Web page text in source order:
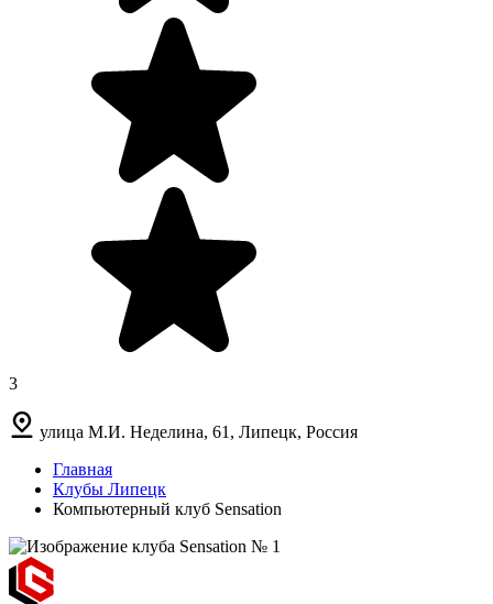
3
улица М.И. Неделина, 61, Липецк, Россия
Главная
Клубы Липецк
Компьютерный клуб Sensation